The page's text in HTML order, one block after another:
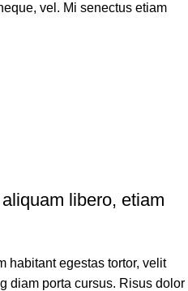
vel. Mi senectus etiam
libero, etiam
habitant egestas tortor, velit
diam porta cursus. Risus dolor